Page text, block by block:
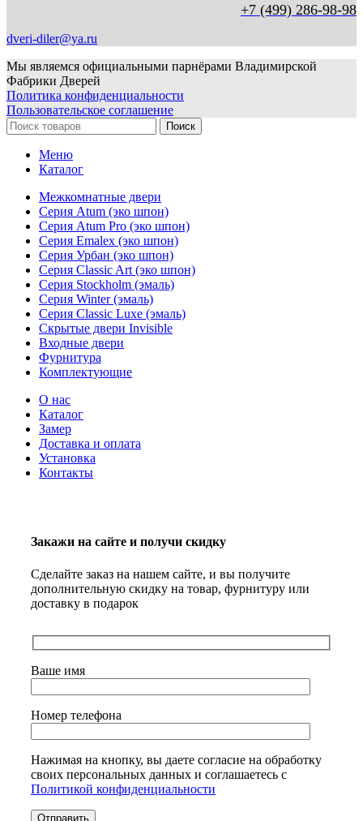
+7 (499) 286-98-98
dveri-diler@ya.ru
Мы являемся официальными парнёрами Владимирской
Фабрики Дверей
Политика конфиденциальности
Пользовательское соглашение
Поиск
Меню
Каталог
Межкомнатные двери
Серия Atum (эко шпон)
Серия Atum Pro (эко шпон)
Серия Emalex (эко шпон)
Серия Урбан (эко шпон)
Серия Classic Art (эко шпон)
Серия Stockholm (эмаль)
Серия Winter (эмаль)
Серия Classic Luxe (эмаль)
Скрытые двери Invisible
Входные двери
Фурнитура
Комплектующие
О нас
Каталог
Замер
Доставка и оплата
Установка
Контакты
Закажи на сайте и получи скидку
Сделайте заказ на нашем сайте, и вы получите
дополнительную скидку на товар, фурнитуру или
доставку в подарок
Ваше имя
Номер телефона
Нажимая на кнопку, вы даете согласие на обработку
своих персональных данных и соглашаетесь с
Политикой конфиденциальности